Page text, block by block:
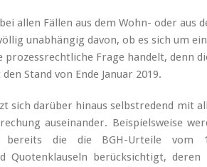
allen Fällen aus dem Wohn- oder aus
unabhängig davon, ob es sich um
prozessrechtliche Frage handelt, denn
Stand von Ende Januar 2019.
sich darüber hinaus selbstredend mit
auseinander. Beispielsweise
bereits die die BGH-Urteile vom
Quotenklauseln berücksichtigt,